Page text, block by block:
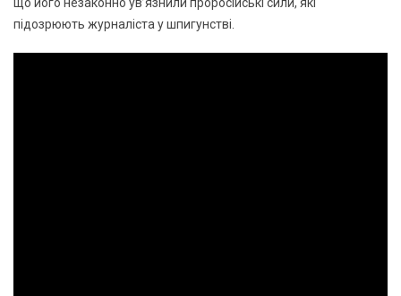
підозрюють журналіста у шпигунстві.